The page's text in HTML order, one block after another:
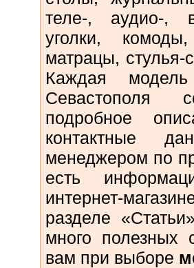
теле-, аудио-,
уголки,
матрацы,
Каждая
Севастополя
подробное
контактные
менеджером по
есть
интернет-
разделе
много полезных
вам при выборе